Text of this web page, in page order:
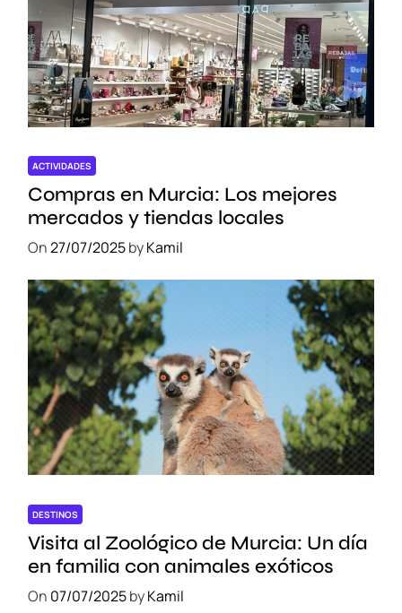
ACTIVIDADES
Compras en Murcia: Los mejores
mercados y tiendas locales
On27/07/2025byKamil
DESTINOS
Visita al Zoológico de Murcia: Un día
en familia con animales exóticos
On 07/07/2025byKamil